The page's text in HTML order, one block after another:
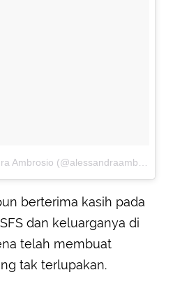
berterima kasih pada
dan keluarganya di
telah membuat
tak terlupakan.